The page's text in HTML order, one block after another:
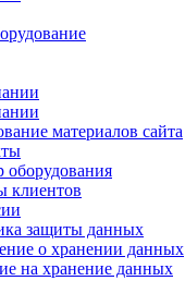
материалов сайта
оборудования
клиентов
защиты данных
о хранении данных
на хранение данных